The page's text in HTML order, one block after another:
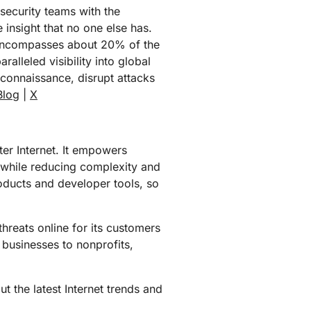
teams with the
that no one else has.
about 20% of the
visibility into global
disrupt attacks
X
Internet. It empowers
reducing complexity and
and developer tools, so
online for its customers
to nonprofits,
the latest Internet trends and